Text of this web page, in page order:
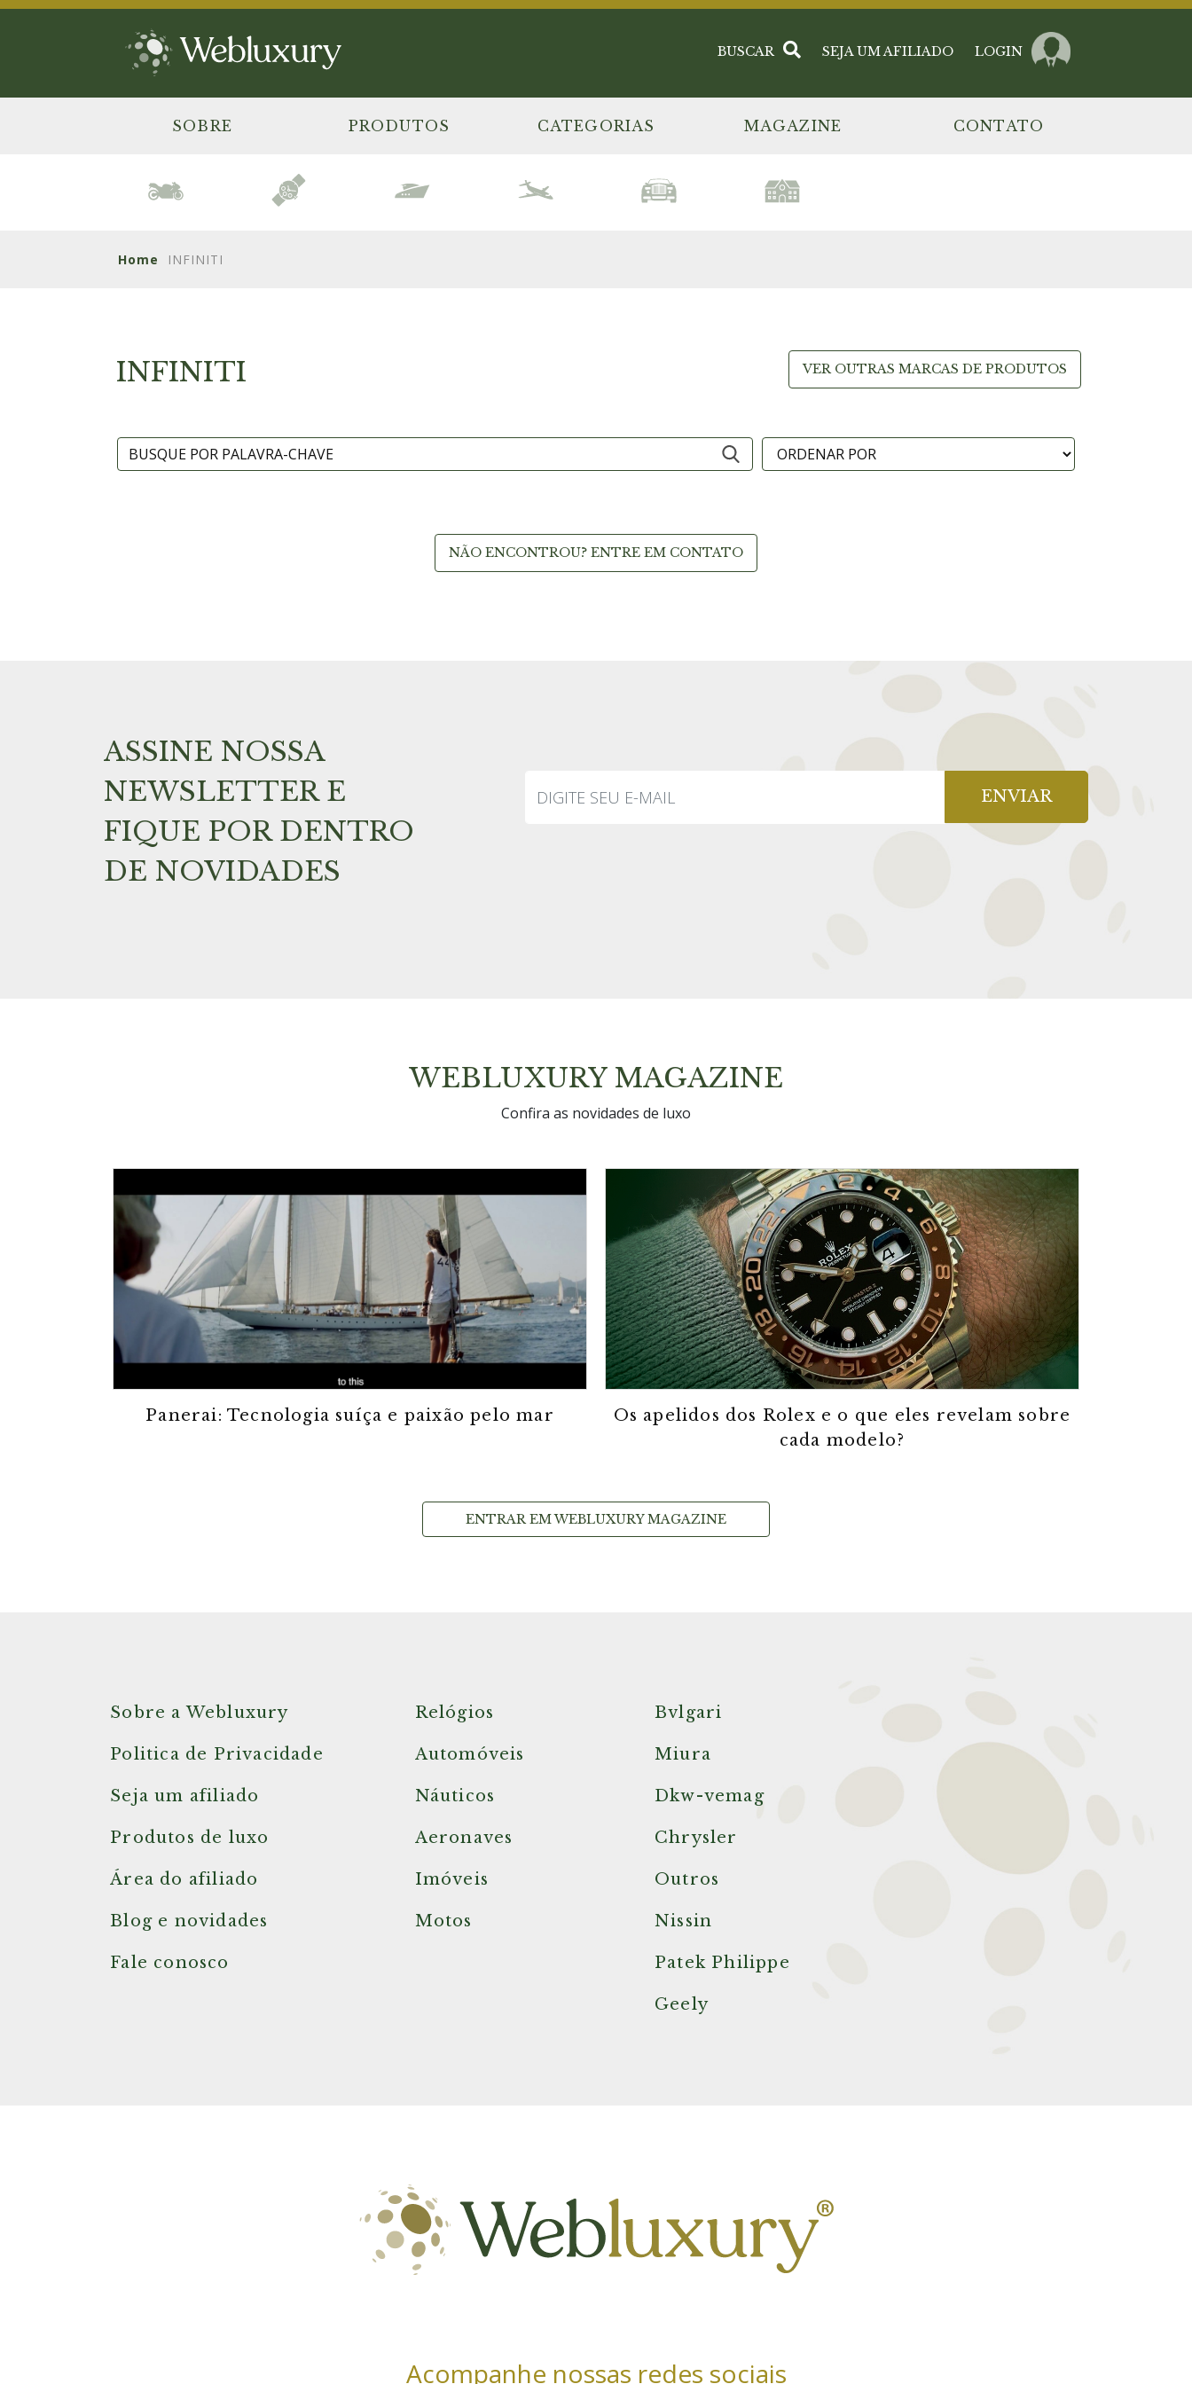
BUSCAR SEJA UM AFILIADO LOGIN
SOBRE PRODUTOS CATEGORIAS MAGAZINE CONTATO
Home INFINITI
INFINITI VER OUTRAS MARCAS DE PRODUTOS
NÃO ENCONTROU? ENTRE EM CONTATO
ASSINE NOSSA
NEWSLETTER E
FIQUE POR DENTRO
DE NOVIDADES
ENVIAR
WEBLUXURY MAGAZINE
Confira as novidades de luxo
Panerai: Tecnologia suíça e paixão pelo mar
Os apelidos dos Rolex e o que eles revelam sobre
cada modelo?
ENTRAR EM WEBLUXURY MAGAZINE
Sobre a Webluxury
Politica de Privacidade
Seja um afiliado
Produtos de luxo
Área do afiliado
Blog e novidades
Fale conosco
Relógios
Automóveis
Náuticos
Aeronaves
Imóveis
Motos
Bvlgari
Miura
Dkw-vemag
Chrysler
Outros
Nissin
Patek Philippe
Geely
Acompanhe nossas redes sociais